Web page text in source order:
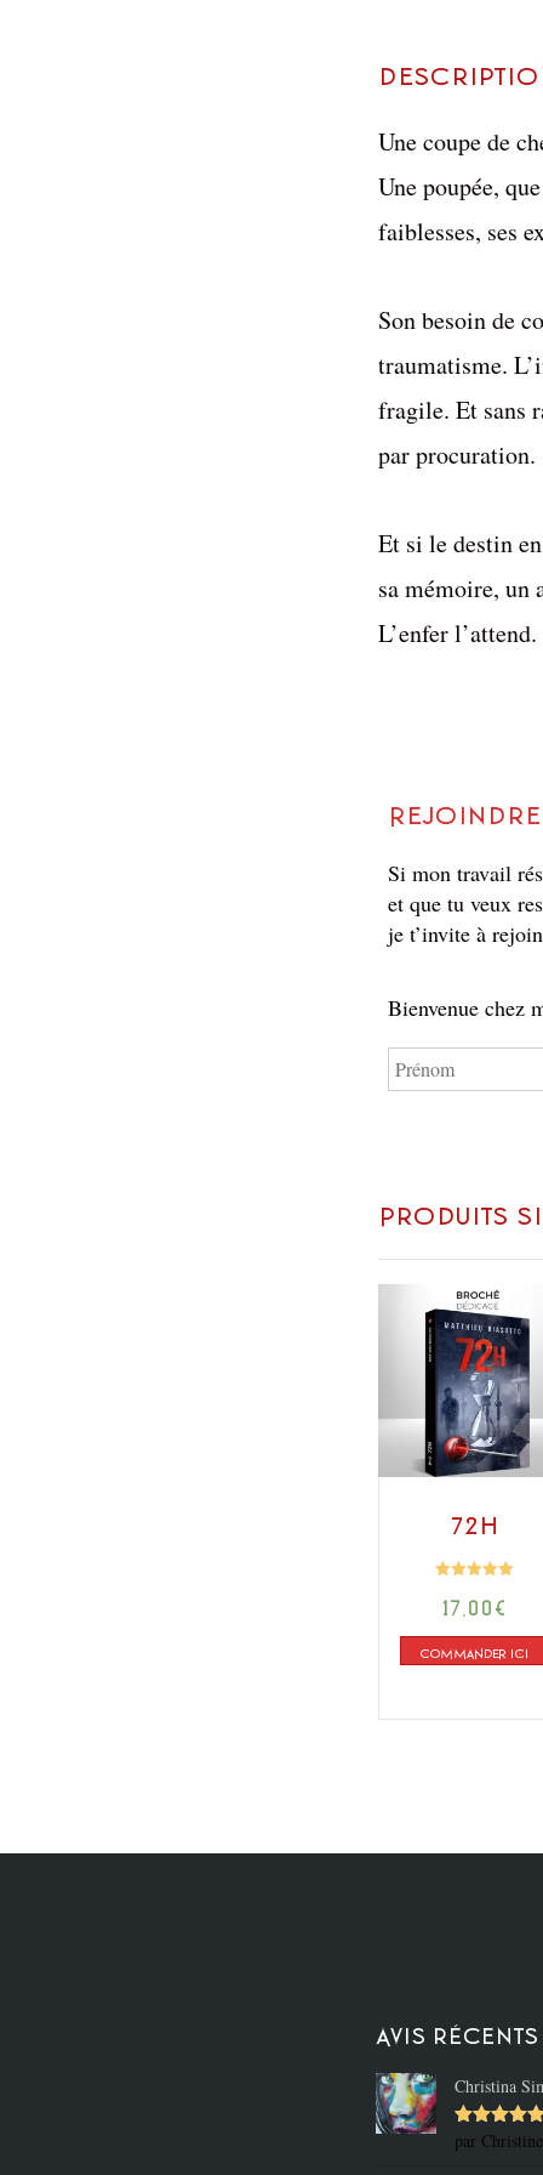
Une coupe de
Une poupée,
faiblesses, ses
Son besoin de
traumatisme.
fragile. Et sans
par procuration.
Et si le destin
sa mémoire, un
L’enfer l’attend.
Si mon travail
et que tu veux
je t’invite à
Bienvenue chez
Produits
72h
4.91
sur 5
17,00 €
COMMANDER ICI
Avis récents
Christina
Note5sur
5
par